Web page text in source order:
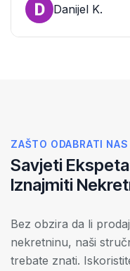
Danijel K.
ZAŠTO ODABRATI NAS
Savjeti
Iznajmiti
Bez obzira da li
nekretninu, naši
trebate znati.